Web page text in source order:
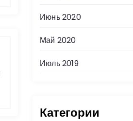
Июнь 2020
Май 2020
Июль 2019
Категории